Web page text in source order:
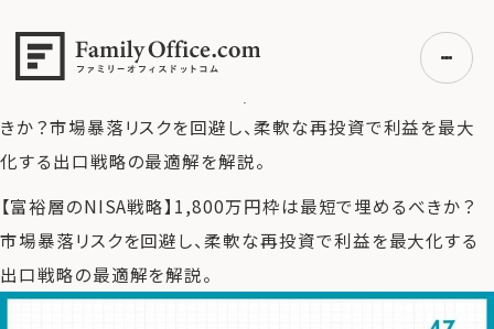
初めての方へ
ご利用の流れ・プラン
事例紹介
エキスパート一覧
略】1,800万円、最短で埋めるべきか？出口戦略から考える最
きか？市場暴落リスクを回避し、柔軟な再投資で利益を最大
化する出口戦略の最適解を解説。
【富裕層のNISA戦略】1,800万円枠は最短で埋めるべきか？
市場暴落リスクを回避し、柔軟な再投資で利益を最大化する
出口戦略の最適解を解説。